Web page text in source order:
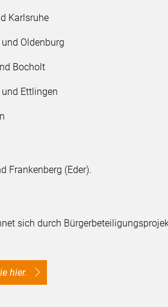
Karlsruhe
Oldenburg
Bocholt
Ettlingen
Frankenberg (Eder).
sich durch
hier.